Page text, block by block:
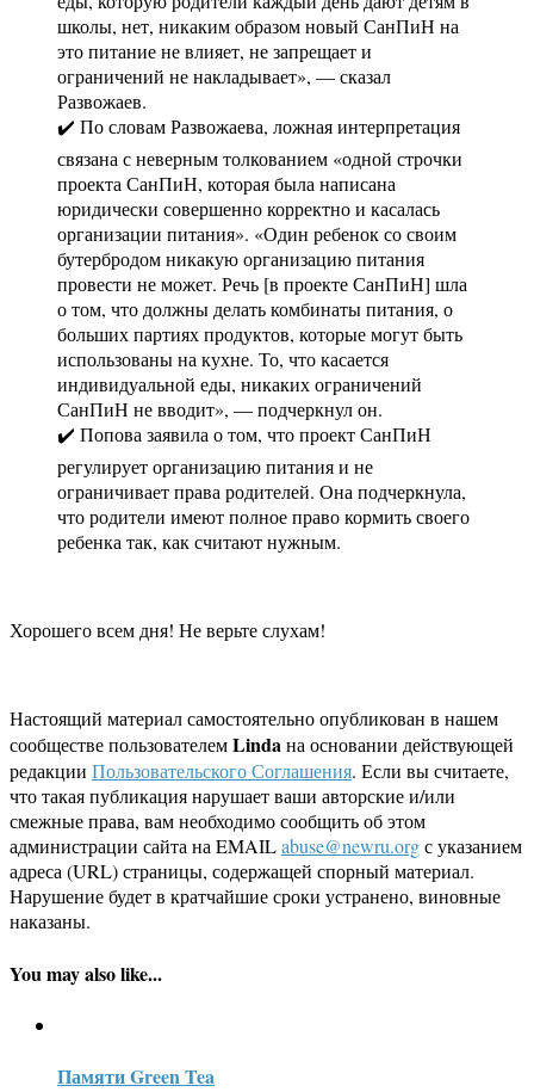
школы, нет, никаким образом новый СанПиН на
это питание не влияет, не запрещает и
ограничений не накладывает», — сказал
Развожаев.
✔️ По словам Развожаева, ложная интерпретация
связана с неверным толкованием «одной строчки
проекта СанПиН, которая была написана
юридически совершенно корректно и касалась
организации питания». «Один ребенок со своим
бутербродом никакую организацию питания
провести не может. Речь [в проекте СанПиН] шла
о том, что должны делать комбинаты питания, о
больших партиях продуктов, которые могут быть
использованы на кухне. То, что касается
индивидуальной еды, никаких ограничений
СанПиН не вводит», — подчеркнул он.
✔️ Попова заявила о том, что проект СанПиН
регулирует организацию питания и не
ограничивает права родителей. Она подчеркнула,
что родители имеют полное право кормить своего
ребенка так, как считают нужным.
Хорошего всем дня! Не верьте слухам!
Настоящий материал самостоятельно опубликован в нашем
сообществе пользователемLindaна основании действующей
редакции Пользовательского Соглашения. Если вы считаете,
что такая публикация нарушает ваши авторские и/или
смежные права, вам необходимо сообщить об этом
администрации сайта на EMAILabuse@newru.orgс указанием
адреса (URL) страницы, содержащей спорный материал.
Нарушение будет в кратчайшие сроки устранено, виновные
наказаны.
You may also like...
Памяти Green Tea